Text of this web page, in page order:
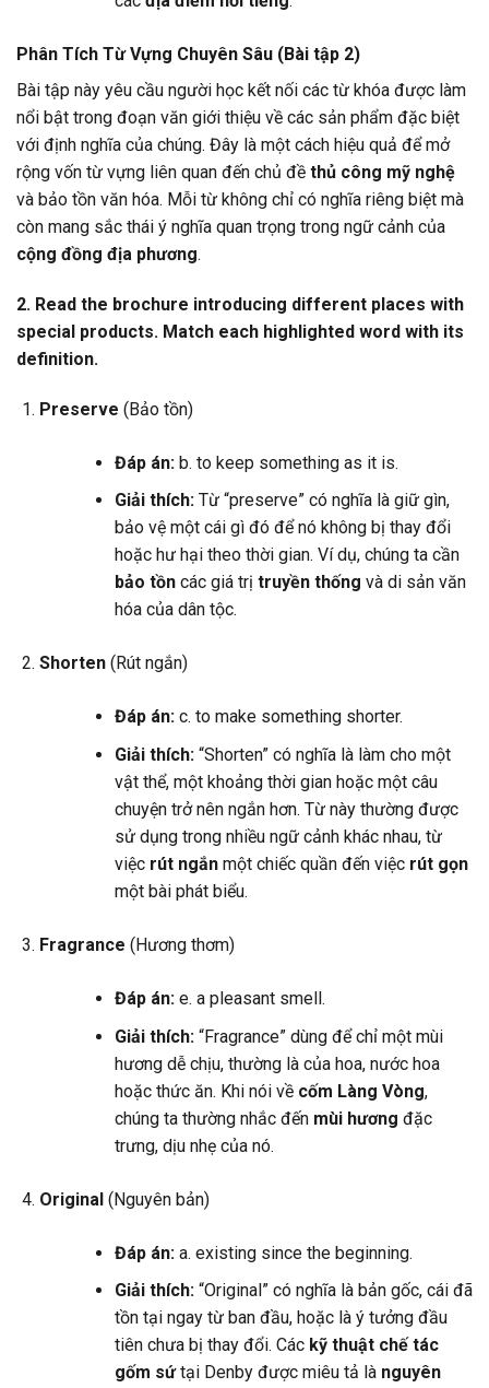
Phân Tích Từ Vựng Chuyên Sâu (Bài tập 2)
Bài tập này yêu cầu người học kết nối các từ khóa được làm
nổi bật trong đoạn văn giới thiệu về các sản phẩm đặc biệt
với định nghĩa của chúng. Đây là một cách hiệu quả để mở
rộng vốn từ vựng liên quan đến chủ đề thủ công mỹ nghệ
và bảo tồn văn hóa. Mỗi từ không chỉ có nghĩa riêng biệt mà
còn mang sắc thái ý nghĩa quan trọng trong ngữ cảnh của
cộng đồng địa phương.
2. Read the brochure introducing different places with
special products. Match each highlighted word with its
definition.
Preserve (Bảo tồn)
Đáp án:b. to keep something as it is.
Giải thích:Từ “preserve” có nghĩa là giữ gìn,
bảo vệ một cái gì đó để nó không bị thay đổi
hoặc hư hại theo thời gian. Ví dụ, chúng ta cần
bảo tồncác giá trị truyền thống và di sản văn
hóa của dân tộc.
Shorten(Rút ngắn)
Đáp án:c. to make something shorter.
Giải thích:“Shorten” có nghĩa là làm cho một
vật thể, một khoảng thời gian hoặc một câu
chuyện trở nên ngắn hơn. Từ này thường được
sử dụng trong nhiều ngữ cảnh khác nhau, từ
việc rút ngắnmột chiếc quần đến việc rút gọn
một bài phát biểu.
Fragrance (Hương thơm)
Đáp án:e. a pleasant smell.
Giải thích:“Fragrance” dùng để chỉ một mùi
hương dễ chịu, thường là của hoa, nước hoa
hoặc thức ăn. Khi nói về cốm Làng Vòng,
chúng ta thường nhắc đến mùi hương đặc
trưng, dịu nhẹ của nó.
Original(Nguyên bản)
Đáp án:a. existing since the beginning.
Giải thích:“Original” có nghĩa là bản gốc, cái đã
tồn tại ngay từ ban đầu, hoặc là ý tưởng đầu
tiên chưa bị thay đổi. Các kỹ thuật chế tác
gốm sứtại Denby được miêu tả là nguyên